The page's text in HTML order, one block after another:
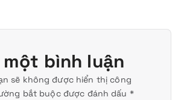
bình luận
sẽ không được hiển thị công
bắt buộc được đánh dấu *